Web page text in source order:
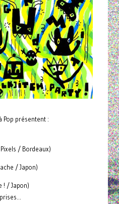
Pop présentent :
/ Bordeaux)
/ Japon)
! / Japon)